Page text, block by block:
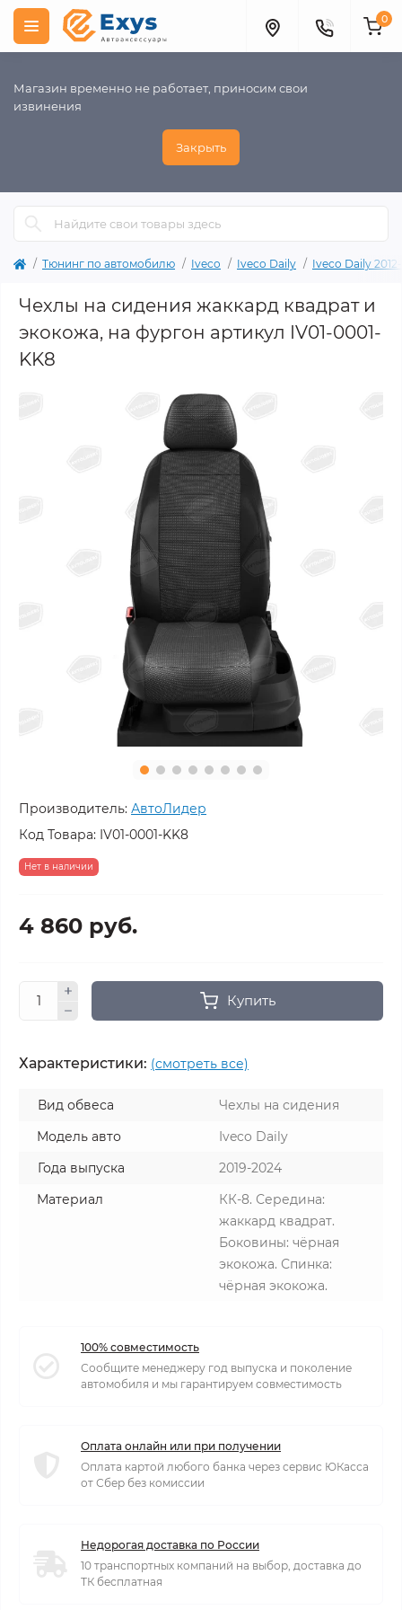
Магазин временно не работает, приносим свои
извинения
Закрыть
0
Тюнинг по автомобилю Iveco Iveco Daily Iveco Daily
Чехлы на сидения жаккард квадрат и
экокожа, на фургон артикул IV01-0001-
KK8
Производитель: АвтоЛидер
Код Товара: IV01-0001-KK8
Нет в наличии
4 860 руб.
Купить
Характеристики: (смотреть все)
Вид обвеса
Чехлы на сидения
Модель авто
Iveco Daily
Года выпуска
2019-2024
Материал
КК-8. Середина:
жаккард квадрат.
Боковины: чёрная
экокожа. Спинка:
чёрная экокожа.
100% совместимость
Сообщите менеджеру год выпуска и поколение
автомобиля и мы гарантируем совместимость
Оплата онлайн или при получении
Оплата картой любого банка через сервис ЮКасса
от Сбер без комиссии
Недорогая доставка по России
10 транспортных компаний на выбор, доставка до
ТК бесплатная